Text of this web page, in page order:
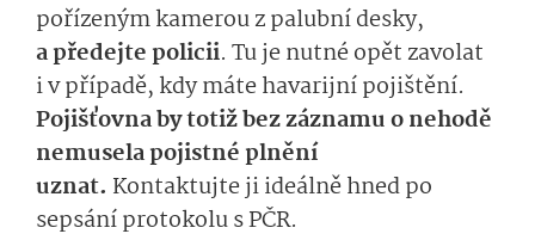
pořízeným kamerou z palubní desky,
apředejte policii. Tu je nutné opět zavolat
i v případě, kdy máte havarijní pojištění.
Pojišťovna by totiž bez záznamu o nehodě
nemusela pojistné plnění
uznat. Kontaktujte ji ideálně hned po
sepsání protokolu s PČR.